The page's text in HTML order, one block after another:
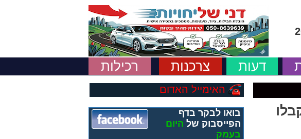
דעות צרכנות רכילות
האימייל האדום
בואו לבקר בדף
הפייסבוק של היום
בעמק